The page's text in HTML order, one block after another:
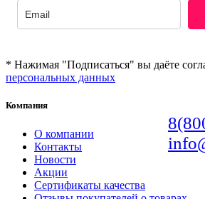
* Нажимая "Подписаться" вы даёте
персональных данных
Компания
О компании
Контакты
Новости
Акции
Сертификаты качества